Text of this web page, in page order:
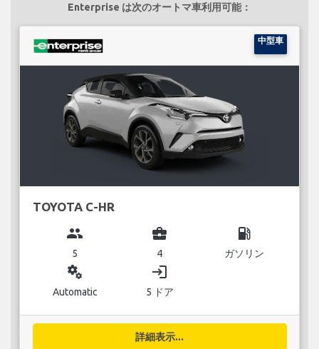
Enterprise は次のオートマ車利用可能：
中型車
TOYOTA C-HR
group
5
business_center
4
local_gas_station
ガソリン
miscellaneous_services
Automatic
login
5 ドア
詳細表示...